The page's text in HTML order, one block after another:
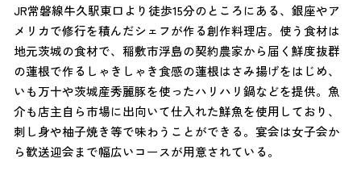
JR常磐線牛久駅東口より徒歩15分のところにある、銀座やア
メリカで修行を積んだシェフが作る創作料理店。使う食材は
地元茨城の食材で、稲敷市浮島の契約農家から届く鮮度抜群
の蓮根で作るしゃきしゃき食感の蓮根はさみ揚げをはじめ、
いも万十や茨城産秀麗豚を使ったハリハリ鍋などを提供。魚
介も店主自ら市場に出向いて仕入れた鮮魚を使用しており、
刺し身や柚子焼き等で味わうことができる。宴会は女子会か
ら歓送迎会まで幅広いコースが用意されている。